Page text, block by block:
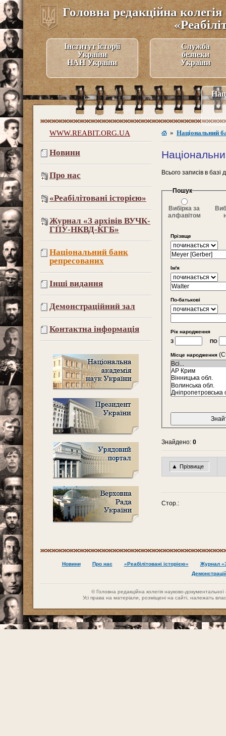
Головна редакційна
Інститут історії
України
НАН України
Служба
безпеки
України
WWW.REABIT.ORG.UA » Національний
Новини
Про нас
«Реабілітовані історією»
Журнал «З архівів ВУЧК-
ГПУ-НКВД-КГБ»
Національний банк
репресованих
Інші видання
Демонстраційний зал
Контактна інформація
Всього записів в базі
Пошук
Вибірка за
алфавітом
Прізвще
Ім'я
По-батькові
Рік народження
З
ПО
Місце народження
Знайдено: 0
▲ Прізвище
Стор.:
Новини Про нас «Реабілітовані історією»
Журнал
© Головна редакційна колегія науково-документальної
Усі права на матеріали, розміщені на сайті, належать